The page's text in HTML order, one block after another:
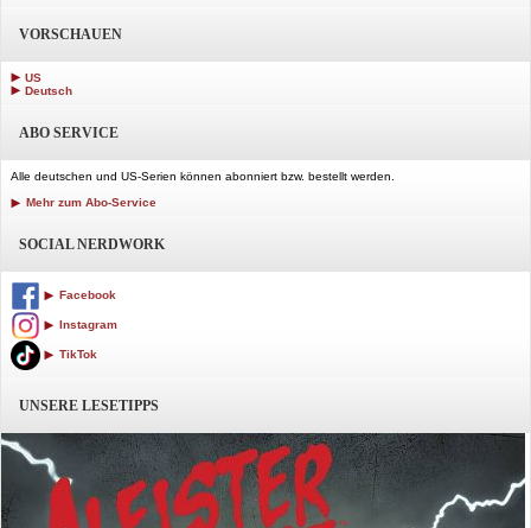
VORSCHAUEN
US
Deutsch
ABO SERVICE
Alle deutschen und US-Serien können abonniert bzw. bestellt werden.
Mehr zum Abo-Service
SOCIAL NERDWORK
Facebook
Instagram
TikTok
UNSERE LESETIPPS